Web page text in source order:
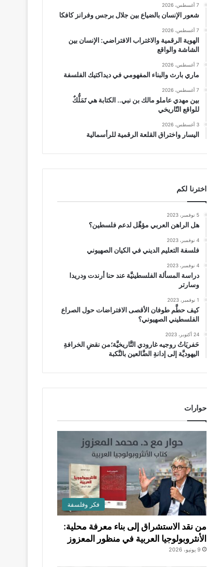
7 أغسطس، 2026
شعور الإنسان بالضياع بين جلال برجس وفرانز كافكا
7 أغسطس، 2026
الهوية الرقمية والاغتراب الافتراضي: الإنسان بين
الشاشة والواقع
7 أغسطس، 2026
ماري بارث والبناء المفهومي في ديداكتيك الفلسفة
7 أغسطس، 2026
بين مهدي عاملو مالك بن نبي.. الكتابة هي تَمَلُّكٌ
للواقع التّاريخي
3 أغسطس، 2026
اليسار واختراق القلعة الرقمية للرأسمالية
اخترنا لكم
5 نوفمبر، 2023
هل الراهن العربي مؤهَّل لدعم فلسطين؟
4 نوفمبر، 2023
فلسفة التعليم الديني في الكيان الصهيوني
4 نوفمبر، 2023
دراسة المسألة الفلسطينيَّة عند حنا أرندت ودريدا
وسارتر
1 نوفمبر، 2023
كيف حطَّم طوفان الأقصى الافتراضات حول الصراع
الفلسطيني الصهيوني؟
24 أكتوبر، 2023
حَفريَاتُ روجيه غارودي التَّاريخيَّة؛من نقضِ الخرافةِ
اليهوديَّة إلى إدانةِ الضَّالعين بالنَّكبة
حوارات
فكر وفلسفة
من نقد الاستشراق إلى بناء معرفة محلية:
الأنثروبولوجيا العربية في منظور المعزوز
9 يونيو، 2026